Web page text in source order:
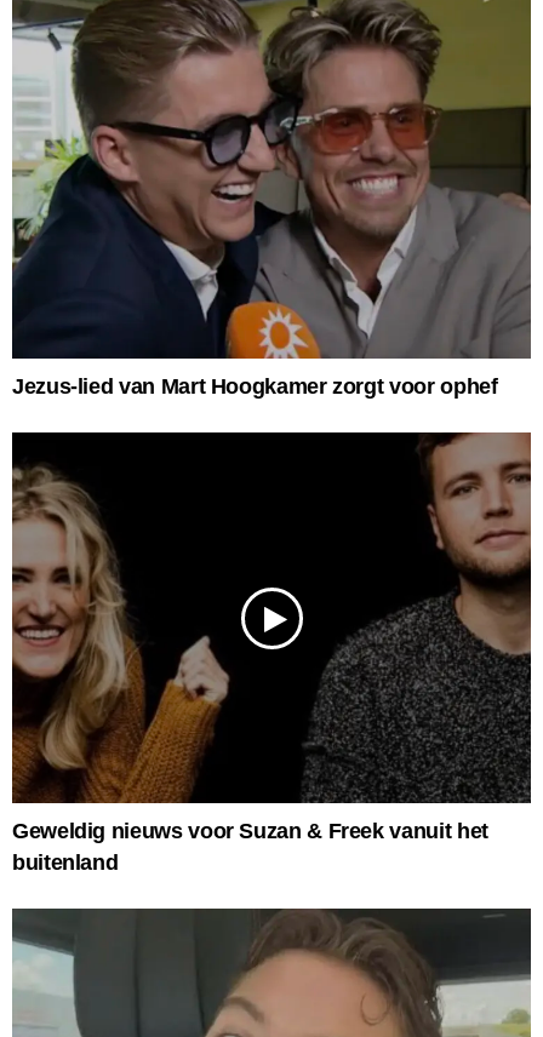
Jezus-lied van Mart Hoogkamer zorgt voor ophef
Geweldig nieuws voor Suzan & Freek vanuit het
buitenland